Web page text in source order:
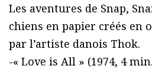
Les aventures de Snap,
chiens en papier créés
par l’artiste danois Thok.
-« Love is All » (1974, 4